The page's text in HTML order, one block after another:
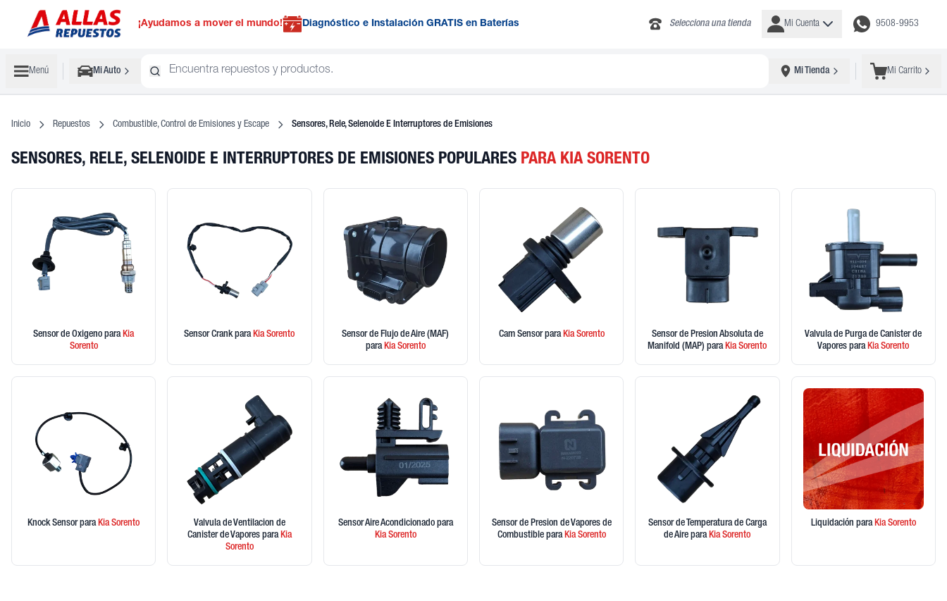
¡Ayudamos a mover el mundo! Diagnóstico e Instalación GRATIS en Baterías Selecciona una tienda Mi Cuenta 9508-9953
Menú Mi Auto Mi Tienda Mi Carrito
Inicio Repuestos Combustible, Control de Emisiones y Escape Sensores, Rele, Selenoide E Interruptores de Emisiones
SENSORES, RELE, SELENOIDE E INTERRUPTORES DE EMISIONES POPULARES PARA KIA SORENTO
Sensor de Oxigeno paraKia
Sorento
Sensor Crank paraKiaSorento
Sensor de Flujo de Aire (MAF)
paraKiaSorento
Cam Sensor paraKiaSorento
Sensor de Presion Absoluta de
Manifold (MAP) paraKiaSorento
Valvula de Purga de Canister de
Vapores paraKiaSorento
Knock Sensorpara KiaSorento
Valvula de Ventilacion de
Canister de Vapores para Kia
Sorento
Sensor Aire Acondicionado para
KiaSorento
Sensor de Presion de Vapores de
Combustible para KiaSorento
Sensor de Temperatura de Carga
de Airepara KiaSorento
Liquidación para KiaSorento